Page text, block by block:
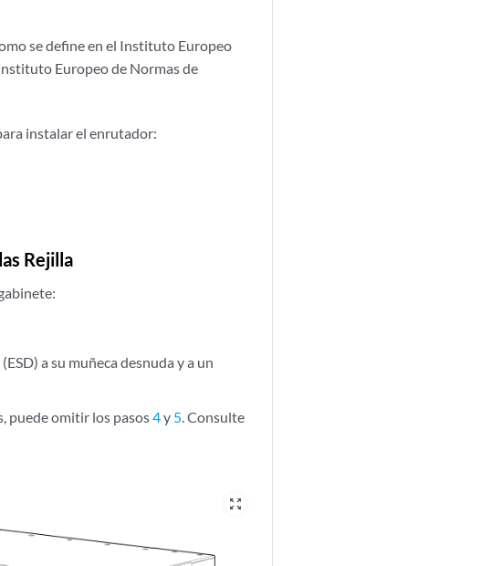
se define en el Instituto Europeo
Europeo de Normas de
instalar el enrutador:
Rejilla
a su muñeca desnuda y a un
puede omitir los pasos4y 5 . Consulte
zoom_out_map